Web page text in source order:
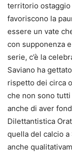
territorio ostaggio
favoriscono la
essere un vate
con supponenza
serie, c’è la
Saviano ha
rispetto dei circa
che non sono
anche di aver
Dilettantistica
quella del calcio
anche